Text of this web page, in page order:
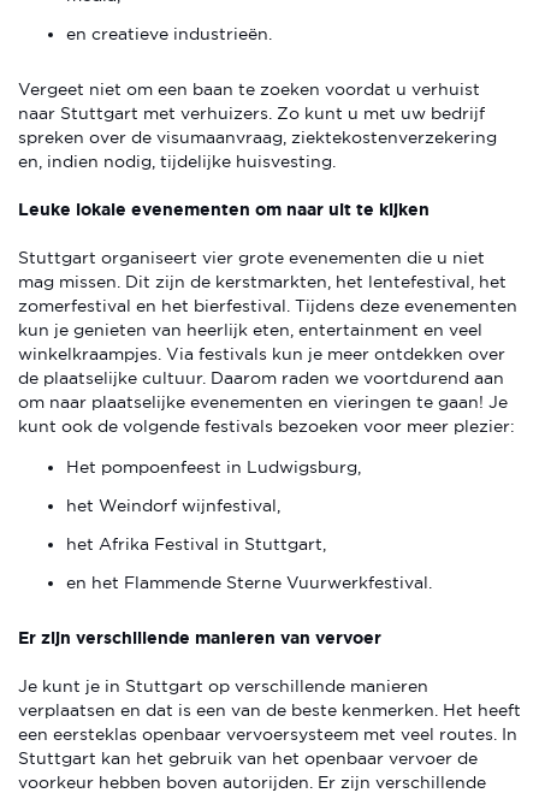
en creatieve industrieën.
Vergeet niet om een baan te zoeken voordat u verhuist
naar Stuttgart met verhuizers. Zo kunt u met uw bedrijf
spreken over de visumaanvraag, ziektekostenverzekering
en, indien nodig, tijdelijke huisvesting.
Leuke lokale evenementen om naar uit te kijken
Stuttgart organiseert vier grote evenementen die u niet
mag missen. Dit zijn de kerstmarkten, het lentefestival, het
zomerfestival en het bierfestival. Tijdens deze evenementen
kun je genieten van heerlijk eten, entertainment en veel
winkelkraampjes. Via festivals kun je meer ontdekken over
de plaatselijke cultuur. Daarom raden we voortdurend aan
om naar plaatselijke evenementen en vieringen te gaan! Je
kunt ook de volgende festivals bezoeken voor meer plezier:
Het pompoenfeest in Ludwigsburg,
het Weindorf wijnfestival,
het Afrika Festival in Stuttgart,
en het Flammende Sterne Vuurwerkfestival.
Er zijn verschillende manieren van vervoer
Je kunt je in Stuttgart op verschillende manieren
verplaatsen en dat is een van de beste kenmerken. Het heeft
een eersteklas openbaar vervoersysteem met veel routes. In
Stuttgart kan het gebruik van het openbaar vervoer de
voorkeur hebben boven autorijden. Er zijn verschillende